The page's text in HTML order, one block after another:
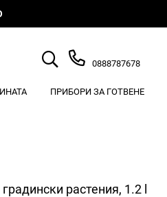
Търсене
0888787678
ПРИБОРИ ЗА ГОТВЕНЕ
растения, 1.2 l